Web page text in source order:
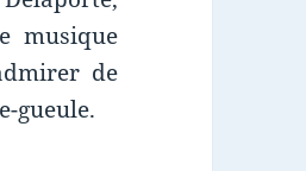
musique
de
gueule.